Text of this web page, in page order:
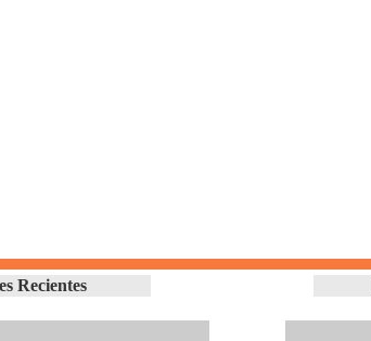
Recientes